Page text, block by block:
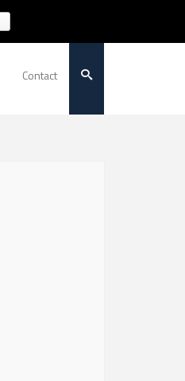
Contact